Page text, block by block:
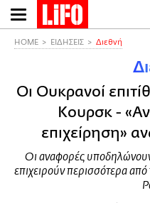
Παράκαμψη
προς
HOME ΕΙΔΗΣΕΙΣ Διεθνή
Οι Ουκρανοί
Κουρσκ -
επιχείρηση»
Οι αναφορές
επιχειρούν περισσότερα από